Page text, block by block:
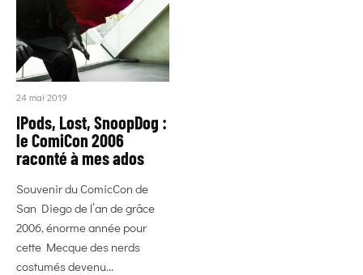
24 mai 2019
IPods, Lost, SnoopDog :
le ComiCon 2006
raconté à mes ados
Souvenir du ComicCon de
San Diego de l’an de grâce
2006, énorme année pour
cette Mecque des nerds
costumés devenu...